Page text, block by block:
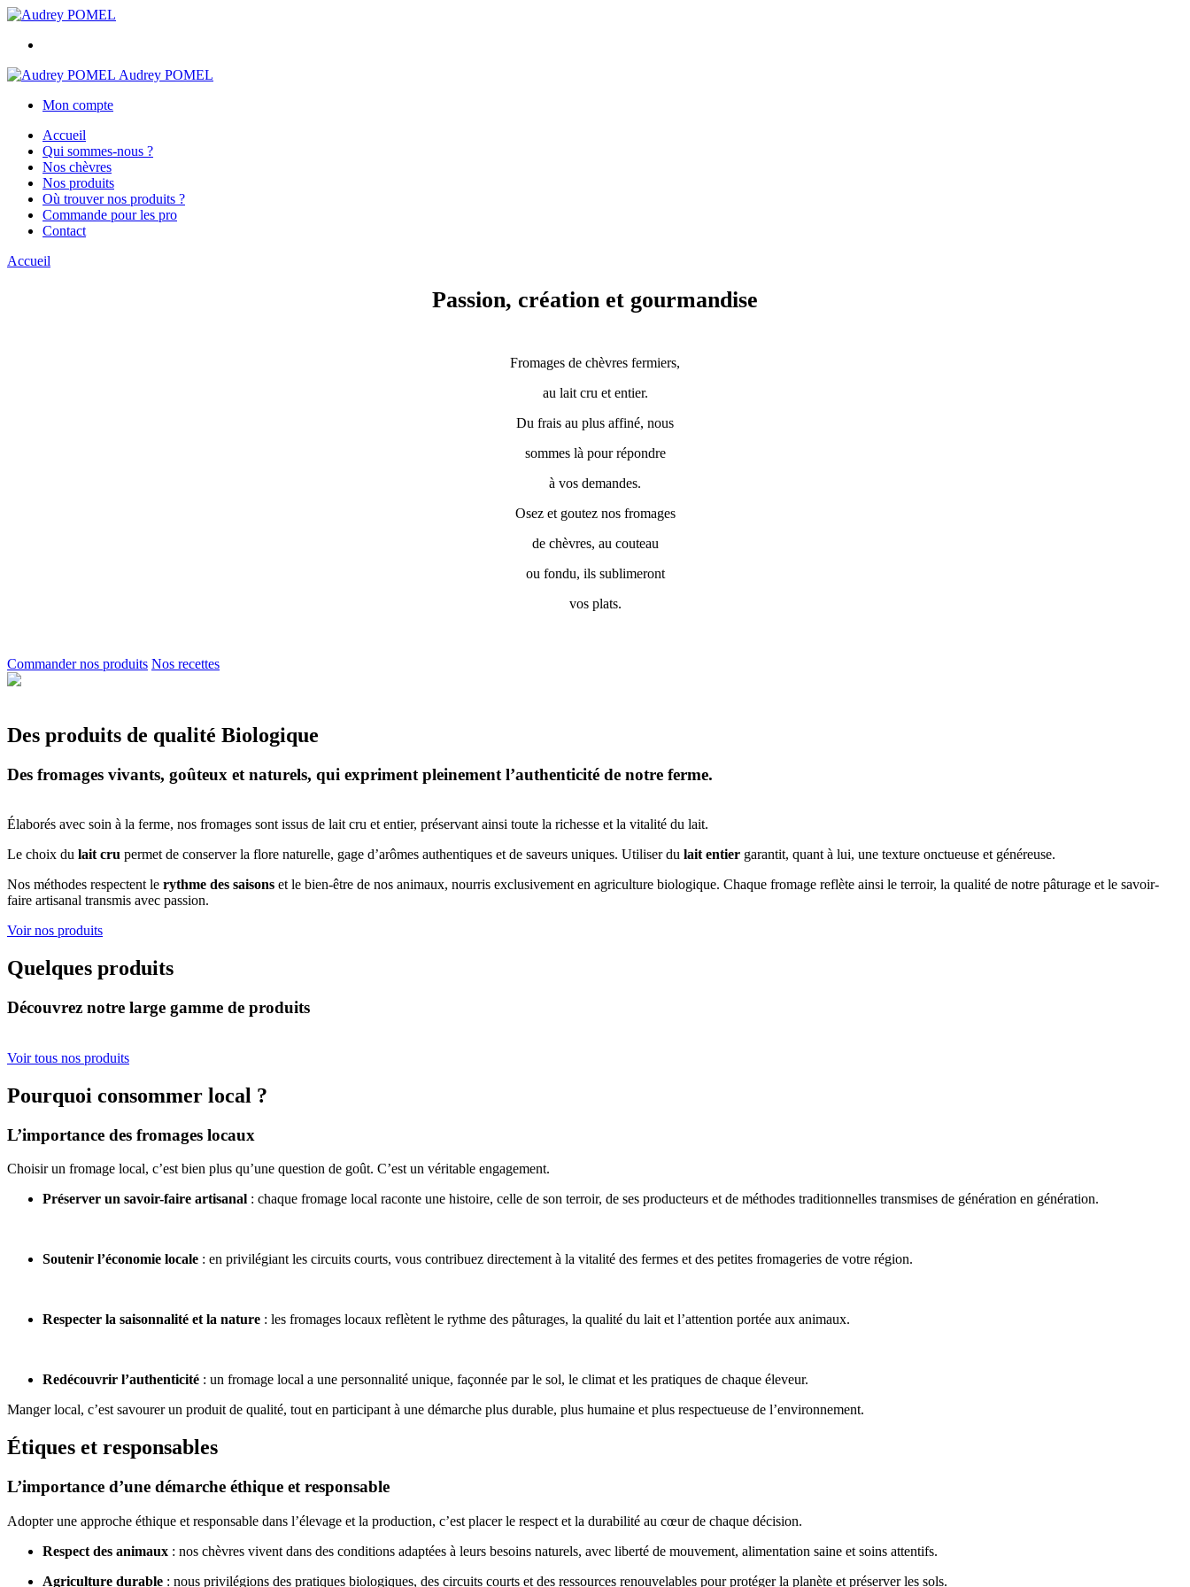
Audrey POMEL
Mon compte
Accueil
Qui sommes-nous ?
Nos chèvres
Nos produits
Où trouver nos produits ?
Commande pour les pro
Contact
Accueil
Passion, création et gourmandise
Fromages de chèvres fermiers,
au lait cru et entier.
Du frais au plus affiné, nous
sommes là pour répondre
à vos demandes.
Osez et goutez nos fromages
de chèvres, au couteau
ou fondu, ils sublimeront
vos plats.
Commander nos produits Nos recettes
Des produits de qualité Biologique
Des fromages vivants, goûteux et naturels, qui expriment pleinement l’authenticité de notre ferme.
Élaborés avec soin à la ferme, nos fromages sont issus de lait cru et entier, préservant ainsi toute la richesse et la vitalité du lait.
Le choix du lait cru permet de conserver la flore naturelle, gage d’arômes authentiques et de saveurs uniques. Utiliser du lait entier garantit, quant à lui, une texture onctueuse et généreuse.
Nos méthodes respectent le rythme des saisons et le bien-être de nos animaux, nourris exclusivement en agriculture biologique. Chaque fromage reflète ainsi le terroir, la qualité de notre pâturage et le savoir-
faire artisanal transmis avec passion.
Voir nos produits
Quelques produits
Découvrez notre large gamme de produits
Voir tous nos produits
Pourquoi consommer local ?
L’importance des fromages locaux
Choisir un fromage local, c’est bien plus qu’une question de goût. C’est un véritable engagement.
Préserver un savoir-faire artisanal : chaque fromage local raconte une histoire, celle de son terroir, de ses producteurs et de méthodes traditionnelles transmises de génération en génération.
Soutenir l’économie locale : en privilégiant les circuits courts, vous contribuez directement à la vitalité des fermes et des petites fromageries de votre région.
Respecter la saisonnalité et la nature : les fromages locaux reflètent le rythme des pâturages, la qualité du lait et l’attention portée aux animaux.
Redécouvrir l’authenticité : un fromage local a une personnalité unique, façonnée par le sol, le climat et les pratiques de chaque éleveur.
Manger local, c’est savourer un produit de qualité, tout en participant à une démarche plus durable, plus humaine et plus respectueuse de l’environnement.
Étiques et responsables
L’importance d’une démarche éthique et responsable
Adopter une approche éthique et responsable dans l’élevage et la production, c’est placer le respect et la durabilité au cœur de chaque décision.
Respect des animaux : nos chèvres vivent dans des conditions adaptées à leurs besoins naturels, avec liberté de mouvement, alimentation saine et soins attentifs.
Agriculture durable : nous privilégions des pratiques biologiques, des circuits courts et des ressources renouvelables pour protéger la planète et préserver les sols.